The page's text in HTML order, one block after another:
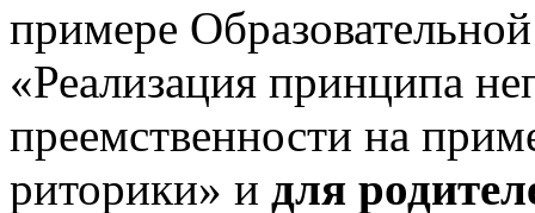
примере
«Реализация принципа
преемственности на
риторики» и для